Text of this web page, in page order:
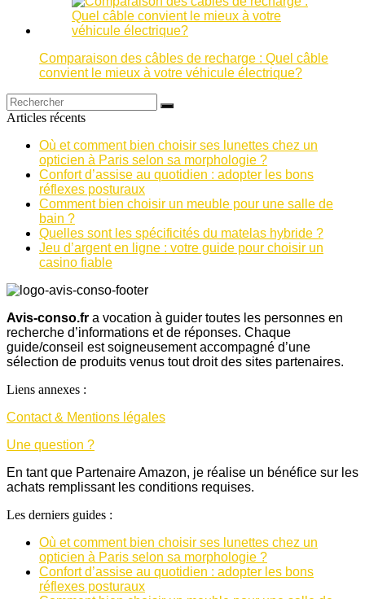
Comparaison des câbles de recharge : Quel câble
convient le mieux à votre véhicule électrique?
Articles récents
Où et comment bien choisir ses lunettes chez un
opticien à Paris selon sa morphologie ?
Confort d’assise au quotidien : adopter les bons
réflexes posturaux
Comment bien choisir un meuble pour une salle de
bain ?
Quelles sont les spécificités du matelas hybride ?
Jeu d’argent en ligne : votre guide pour choisir un
casino fiable
Avis-conso.fr a vocation à guider toutes les personnes en
recherche d’informations et de réponses. Chaque
guide/conseil est soigneusement accompagné d’une
sélection de produits venus tout droit des sites partenaires.
Liens annexes :
Contact & Mentions légales
Une question ?
En tant que Partenaire Amazon, je réalise un bénéfice sur les
achats remplissant les conditions requises.
Les derniers guides :
Où et comment bien choisir ses lunettes chez un
opticien à Paris selon sa morphologie ?
Confort d’assise au quotidien : adopter les bons
réflexes posturaux